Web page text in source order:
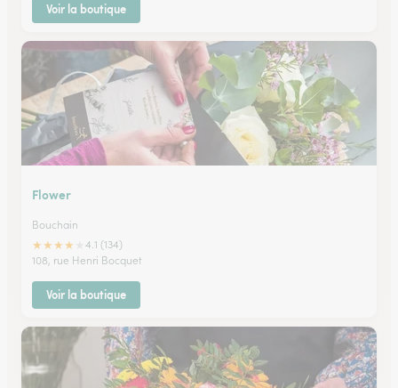
Voir la boutique
Flower
Bouchain
★★★★
4.1 (134)
108, rue Henri Bocquet
Voir la boutique